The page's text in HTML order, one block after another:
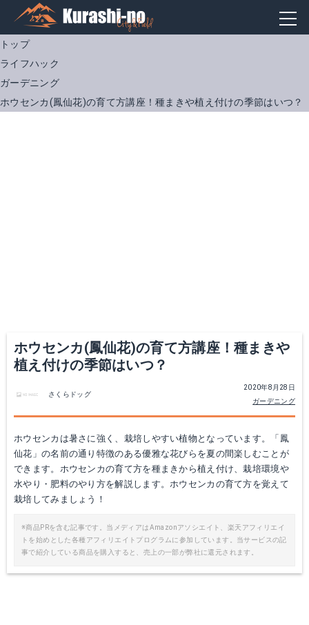
トップ
ライフハック
ガーデニング
ホウセンカ(鳳仙花)の育て方講座！種まきや植え付けの季節はいつ？
ホウセンカ(鳳仙花)の育て方講座！種まきや
植え付けの季節はいつ？
2020年8月28日
ガーデニング
さくらドッグ
ホウセンカは暑さに強く、栽培しやすい植物となっています。「鳳
仙花」の名前の通り特徴のある優雅な花びらを夏の間楽しむことが
できます。ホウセンカの育て方を種まきから植え付け、栽培環境や
水やり・肥料のやり方を解説します。ホウセンカの育て方を覚えて
栽培してみましょう！
※商品PRを含む記事です。当メディアはAmazonアソシエイト、楽天アフィリエイ
トを始めとした各種アフィリエイトプログラムに参加しています。当サービスの記
事で紹介している商品を購入すると、売上の一部が弊社に還元されます。